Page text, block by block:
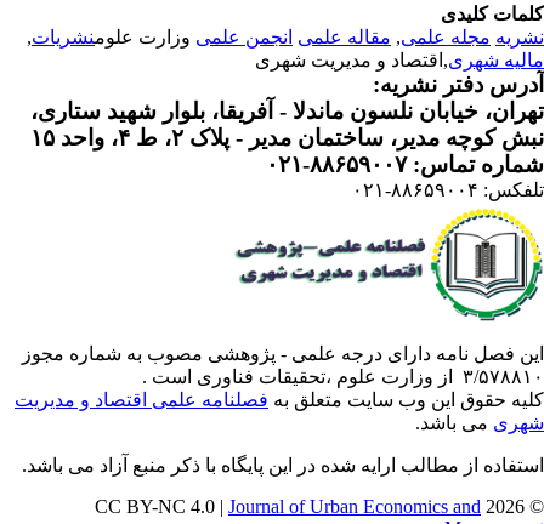
کلیدی
مجله علمی, مقاله علمی انجمن علمیوزارت علومنشریات,
شهری ,اقتصاد و مدیریت شهری
دفتر نشریه:
خیابان نلسون ماندلا - آفریقا، بلوار شهید ستاری،
کوچه مدیر، ساختمان مدیر - پلاک ۲، ط ۴، واحد ۱۵
تماس: ۸۸۶۵۹۰۰۷-۰۲۱
۸۸۶۵۹۰۰۴-۰۲۱
فصل نامه دارای درجه علمی - پژوهشی مصوب به شماره مجوز
وزارت علوم ،تحقیقات فناوری است .
حقوق این وب سایت متعلق بهفصلنامه علمی اقتصاد و مدیریت
می باشد.
از مطالب ارایه شده در این پایگاه با ذکر منبع آزاد می باشد.
©
Journal of Urban Economics and